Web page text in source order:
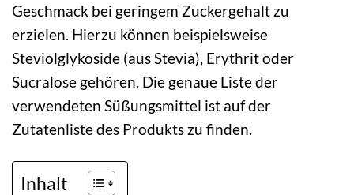
Geschmack bei geringem Zuckergehalt zu
erzielen. Hierzu können beispielsweise
Steviolglykoside (aus Stevia), Erythrit oder
Sucralose gehören. Die genaue Liste der
verwendeten Süßungsmittel ist auf der
Zutatenliste des Produkts zu finden.
Inhalt